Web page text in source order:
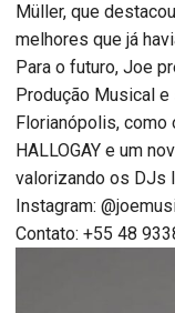
Müller, que
melhores que já
Para o futuro, Joe
Produção Musical
Florianópolis, como
HALLOGAY e um
valorizando os DJs
Instagram:
Contato: +55 48